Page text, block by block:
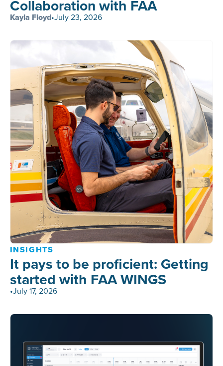
Collaboration with FAA
Kayla Floyd•July 23, 2026
INSIGHTS
It pays to be proficient: Getting
started with FAA WINGS
•July 17, 2026